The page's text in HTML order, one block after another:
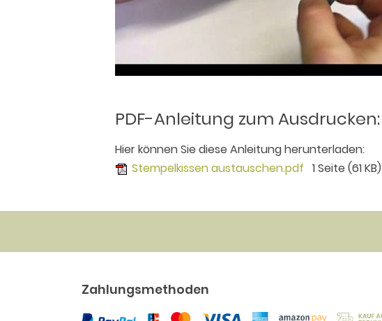
PDF-Anleitung zum Ausdrucken:
Hier können Sie diese Anleitung herunterladen:
Stempelkissen austauschen.pdf 1 Seite (61 KB)
Zahlungsmethoden